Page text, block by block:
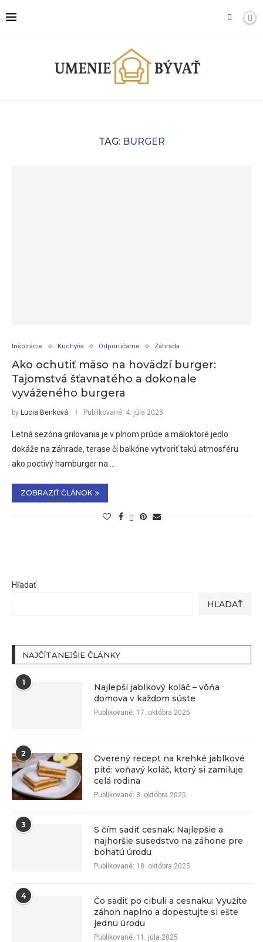
TAG: BURGER
Inšpirácie Kuchyňa Odporúčame Záhrada
Ako ochutiť mäso na hovädzí burger:
Tajomstvá šťavnatého a dokonale
vyváženého burgera
by Lucia Benková Publikované: 4. júla 2025
Letná sezóna grilovania je v plnom prúde a máloktoré jedlo
dokáže na záhrade, terase či balkóne vytvoriť takú atmosféru
ako poctivý hamburger na …
ZOBRAZIŤ ČLÁNOK
Hľadať
HĽADAŤ
NAJČÍTANEJŠIE ČLÁNKY
1
Najlepší jablkový koláč – vôňa
domova v každom súste
Publikované: 17. októbra 2025
2
Overený recept na krehké jablkové
pité: voňavý koláč, ktorý si zamiluje
celá rodina
Publikované: 3. októbra 2025
3
S čím sadiť cesnak: Najlepšie a
najhoršie susedstvo na záhone pre
bohatú úrodu
Publikované: 18. októbra 2025
4
Čo sadiť po cibuli a cesnaku: Využite
záhon naplno a dopestujte si ešte
jednu úrodu
Publikované: 11. júla 2025